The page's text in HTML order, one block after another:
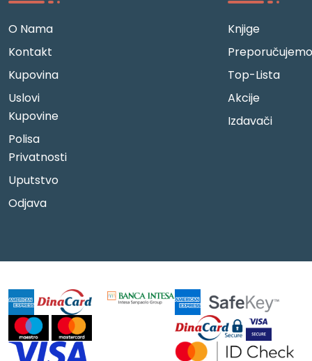
O Nama
Kontakt
Kupovina
Uslovi
Kupovine
Polisa
Privatnosti
Uputstvo
Odjava
Knjige
Preporučujemo
Top-Lista
Akcije
Izdavači